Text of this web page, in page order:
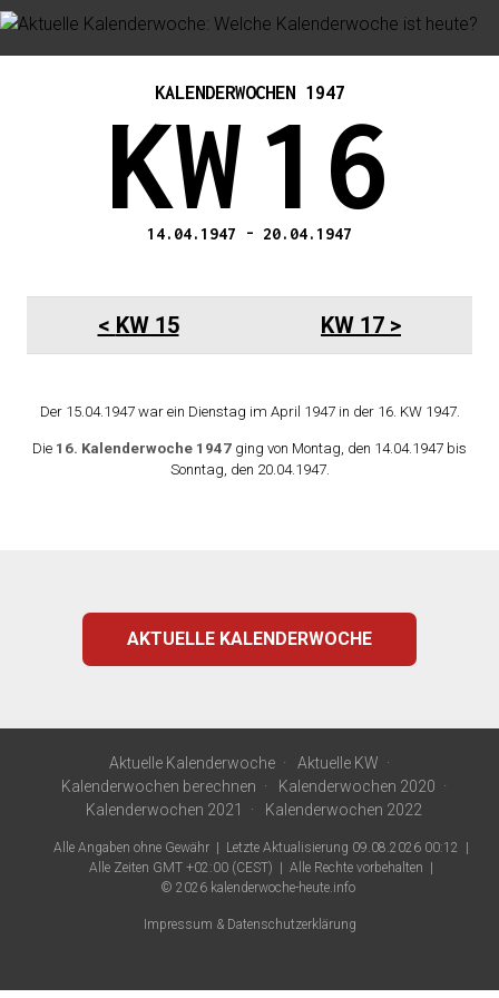
KALENDERWOCHEN 1947
KW16
14.04.1947 - 20.04.1947
KW 15 KW 17
Der 15.04.1947 war ein Dienstag im April 1947 in der 16. KW 1947.
Die 16. Kalenderwoche 1947 ging von Montag, den 14.04.1947 bis
Sonntag, den 20.04.1947.
AKTUELLE KALENDERWOCHE
Aktuelle Kalenderwoche
Aktuelle KW
Kalenderwochen berechnen
Kalenderwochen 2020
Kalenderwochen 2021
Kalenderwochen 2022
Alle Angaben ohne Gewähr
Letzte Aktualisierung 09.08.2026 00:12
Alle Zeiten GMT +02:00 (CEST)
Alle Rechte vorbehalten
© 2026 kalenderwoche-heute.info
Impressum & Datenschutzerklärung